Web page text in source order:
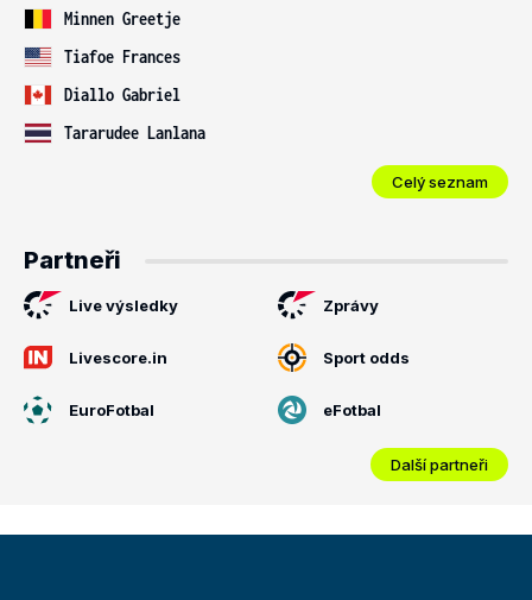
Minnen Greetje
Tiafoe Frances
Diallo Gabriel
Tararudee Lanlana
Celý seznam
Partneři
Live výsledky Zprávy
Livescore.in Sport odds
EuroFotbal eFotbal
Další partneři